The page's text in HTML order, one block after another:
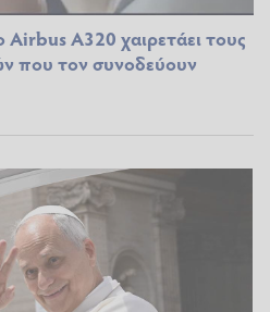
A320 χαιρετάει τους
που τον συνοδεύουν